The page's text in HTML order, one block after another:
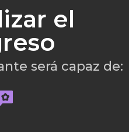
el
será capaz de: